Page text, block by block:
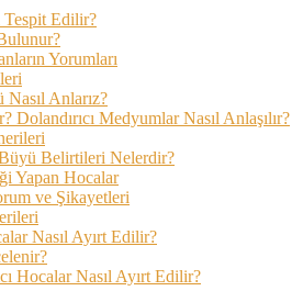
Edilir?
Yorumları
Anlarız?
Medyumlar Nasıl Anlaşılır?
Belirtileri Nelerdir?
Yapan Hocalar
ve Şikayetleri
Nasıl Ayırt Edilir?
Hocalar Nasıl Ayırt Edilir?